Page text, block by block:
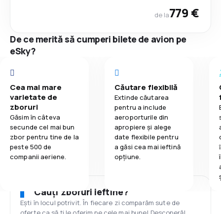
de la779 €
De ce merită să cumperi bilete de avion pe
eSky?
Cea mai mare
varietate de
zboruri
Găsim în câteva
secunde cel mai bun
zbor pentru tine de la
peste 500 de
companii aeriene.
Căutare flexibilă
Extinde căutarea
pentru a include
aeroporturile din
apropiere și alege
date flexibile pentru
a găsi cea mai ieftină
opțiune.
Cauți zboruri ieftine?
Ești în locul potrivit. În fiecare zi comparăm sute de